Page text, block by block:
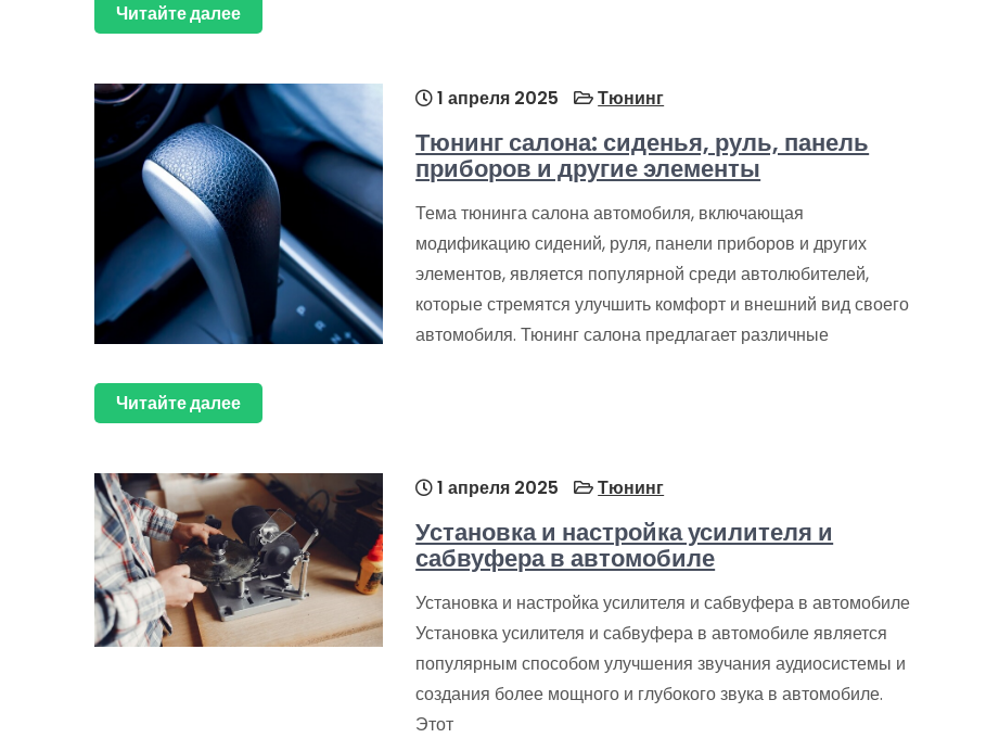
Читайте далее
1 апреля 2025 Тюнинг
Тюнинг салона: сиденья, руль, панель
приборов и другие элементы
Тема тюнинга салона автомобиля, включающая
модификацию сидений, руля, панели приборов и других
элементов, является популярной среди автолюбителей,
которые стремятся улучшить комфорт и внешний вид своего
автомобиля. Тюнинг салона предлагает различные
Читайте далее
1 апреля 2025 Тюнинг
Установка и настройка усилителя и
сабвуфера в автомобиле
Установка и настройка усилителя и сабвуфера в автомобиле
Установка усилителя и сабвуфера в автомобиле является
популярным способом улучшения звучания аудиосистемы и
создания более мощного и глубокого звука в автомобиле.
Этот